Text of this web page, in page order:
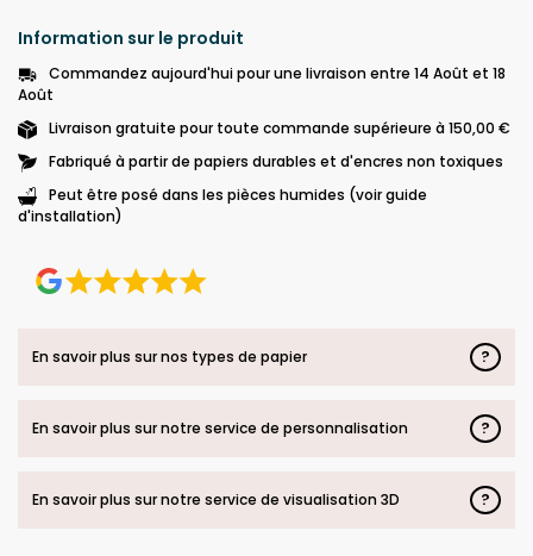
Information sur le produit
Commandez aujourd'hui pour une livraison entre 14 Août et 18
Août
Livraison gratuite pour toute commande supérieure à 150,00 €
Fabriqué à partir de papiers durables et d'encres non toxiques
Peut être posé dans les pièces humides (voir guide
d'installation)
En savoir plus sur nos types de papier ?
En savoir plus sur notre service de personnalisation ?
En savoir plus sur notre service de visualisation 3D ?